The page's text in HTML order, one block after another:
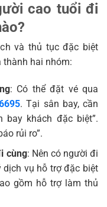
cao tuổi đi
và thủ tục đặc biệt
hai nhóm:
: Có thể đặt vé qua
. Tại sân bay, cần
bay khách đặc biệt”.
rủi ro”.
cùng: Nên có người đi
dịch vụ hỗ trợ đặc biệt
gồm hỗ trợ làm thủ